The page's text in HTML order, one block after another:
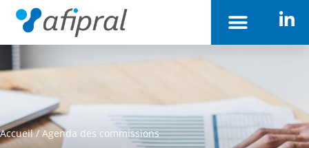
Accueil/ Agenda des commissions